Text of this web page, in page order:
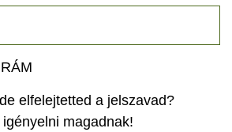
elfelejtetted a jelszavad?
magadnak!